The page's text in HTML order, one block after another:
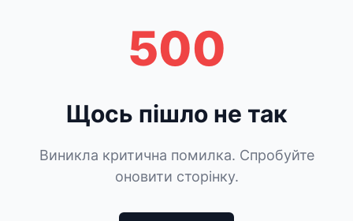
500
Щось пішло не так
Виникла критична помилка. Спробуйте
оновити сторінку.